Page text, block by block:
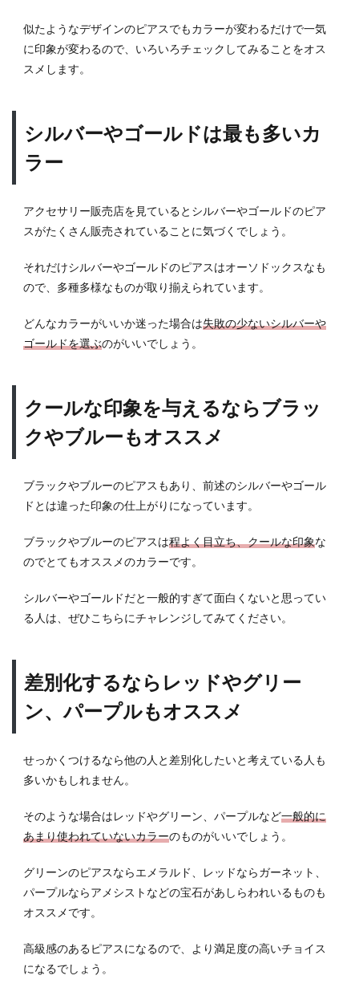
スを
てお
そろ
た
8
ンズ
ピア
つけ
シャ
楽し
も
似たようなデザインのピアスでもカラーが変わるだけで一気
に印象が変わるので、いろいろチェックしてみることをオス
スメします。
シルバーやゴールドは最も多いカ
ラー
アクセサリー販売店を見ているとシルバーやゴールドのピア
スがたくさん販売されていることに気づくでしょう。
それだけシルバーやゴールドのピアスはオーソドックスなも
ので、多種多様なものが取り揃えられています。
どんなカラーがいいか迷った場合は失敗の少ないシルバーや
ゴールドを選ぶのがいいでしょう。
クールな印象を与えるならブラッ
クやブルーもオススメ
ブラックやブルーのピアスもあり、前述のシルバーやゴール
ドとは違った印象の仕上がりになっています。
ブラックやブルーのピアスは程よく目立ち、クールな印象な
のでとてもオススメのカラーです。
シルバーやゴールドだと一般的すぎて面白くないと思ってい
る人は、ぜひこちらにチャレンジしてみてください。
差別化するならレッドやグリー
ン、パープルもオススメ
せっかくつけるなら他の人と差別化したいと考えている人も
多いかもしれません。
そのような場合はレッドやグリーン、パープルなど一般的に
あまり使われていないカラーのものがいいでしょう。
グリーンのピアスならエメラルド、レッドならガーネット、
パープルならアメシストなどの宝石があしらわれいるものも
オススメです。
高級感のあるピアスになるので、より満足度の高いチョイス
になるでしょう。